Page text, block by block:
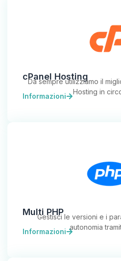
cPanel Hosting
Da sempre utilizziamo il
Hosting in
Informazioni
Multi PHP
Gestisci le versioni e i
autonomia
Informazioni